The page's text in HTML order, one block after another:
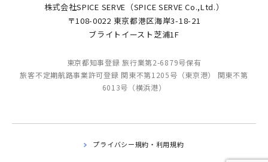
株式会社SPICE SERVE（SPICE SERVE Co.,Ltd.）
〒108-0022 東京都港区海岸3-18-21
ブライトイースト芝浦1F
東京都知事登録 旅行業第2-6879号保有
旅客不定期航路事業許可登録 関東不第1205号（東京港） 関東不第
6013号（横浜港）
プライバシー規約・利用規約